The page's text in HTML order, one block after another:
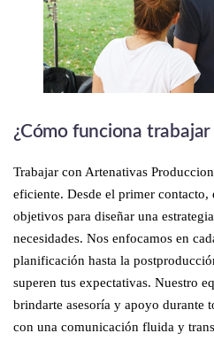
¿Cómo funciona
Trabajar con Artenativas
eficiente. Desde el primer contacto,
objetivos para diseñar una
necesidades. Nos enfocamos en
planificación hasta la
superen tus expectativas. Nuestro
brindarte asesoría y apoyo durante
con una comunicación fluida y